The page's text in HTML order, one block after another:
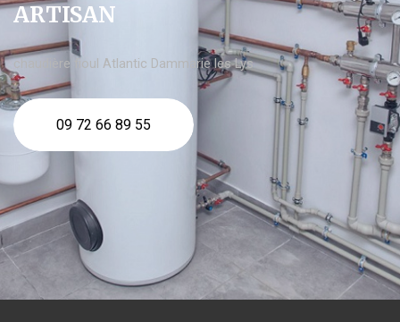
ARTISAN
chaudière fioul Atlantic Dammarie les Lys
09 72 66 89 55